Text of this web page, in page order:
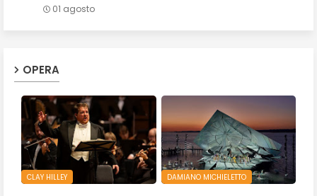
01 agosto
OPERA
CLAY HILLEY DAMIANO MICHIELETTO